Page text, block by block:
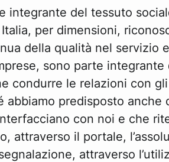
integrante del tessuto
per dimensioni,
della qualità nel servizio
sono parte
condurre le relazioni con
abbiamo predisposto
con noi e che
attraverso il portale,
attraverso